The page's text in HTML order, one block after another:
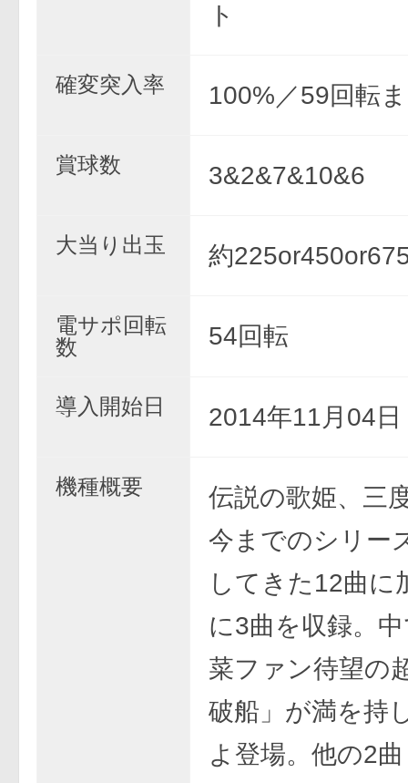
ト
確変突入率 100%／59回転
賞球数 3&2&7&10&6
大当り出玉 約
電サポ回転
数
54回転
導入開始日 2014年11月04日
機種概要
伝説の歌姫、三
今までのシリー
してきた12曲に
に3曲を収録。
菜ファン待望の
破船」が満を持
よ登場。他の2